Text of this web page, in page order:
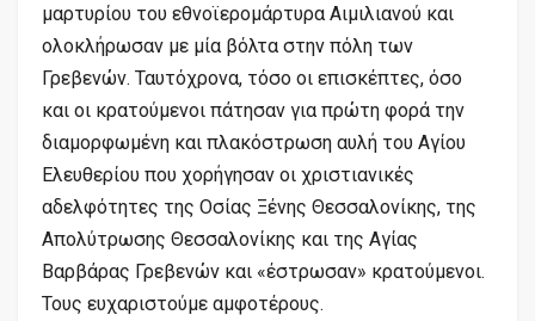
μαρτυρίου του εθνοϊερομάρτυρα Αιμιλιανού και
ολοκλήρωσαν με μία βόλτα στην πόλη των
Γρεβενών. Ταυτόχρονα, τόσο οι επισκέπτες, όσο
και οι κρατούμενοι πάτησαν για πρώτη φορά την
διαμορφωμένη και πλακόστρωση αυλή του Αγίου
Ελευθερίου που χορήγησαν οι χριστιανικές
αδελφότητες της Οσίας Ξένης Θεσσαλονίκης, της
Απολύτρωσης Θεσσαλονίκης και της Αγίας
Βαρβάρας Γρεβενών και «έστρωσαν» κρατούμενοι.
Τους ευχαριστούμε αμφοτέρους.